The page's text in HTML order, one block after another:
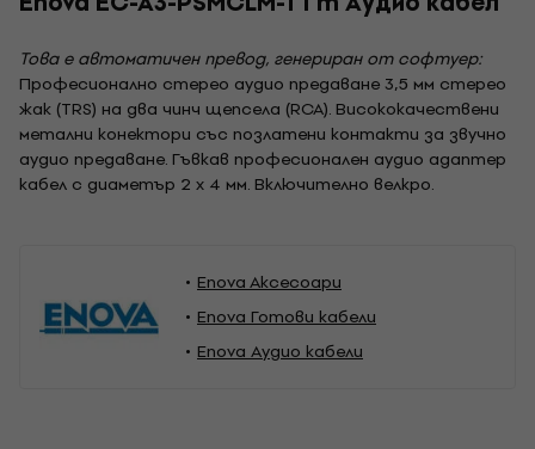
Това е автоматичен превод, генериран от софтуер:
Професионално стерео аудио предаване 3,5 мм стерео
жак (TRS) на два чинч щепсела (RCA). Висококачествени
метални конектори със позлатени контакти за звучно
аудио предаване. Гъвкав професионален аудио адаптер
кабел с диаметър 2 x 4 мм. Включително велкро.
Enova Aксесоари
Enova Готови кабели
Enova Аудио кабели